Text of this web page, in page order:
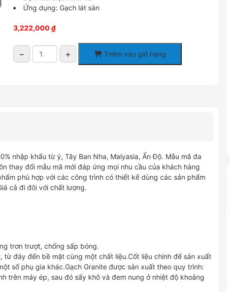
Ứng dụng: Gạch lát sàn
3,222,000 ₫
− + Thêm vào giỏ hàng
nhập khẩu từ ý, Tây Ban Nha, Malyasia, Ấn Độ. Mẫu mã đa
thay đổi mẫu mã mới đáp ứng mọi nhu cầu của khách hàng
phù hợp với các công trình có thiết kế dùng các sản phẩm
cả đi đôi với chất lượng.
trơn trượt, chống sấp bóng.
từ đáy đến bề mặt cùng một chất liệu.Cốt liệu chính để sản xuất
số phụ gia khác.Gạch Granite được sản xuất theo quy trình:
trên máy ép, sau đó sấy khô và đem nung ở nhiệt độ khoảng